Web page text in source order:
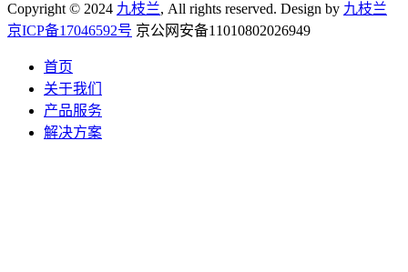
Copyright © 2024 九枝兰, All rights reserved. Design by 九枝兰
京ICP备17046592号 京公网安备11010802026949
首页
关于我们
产品服务
解决方案